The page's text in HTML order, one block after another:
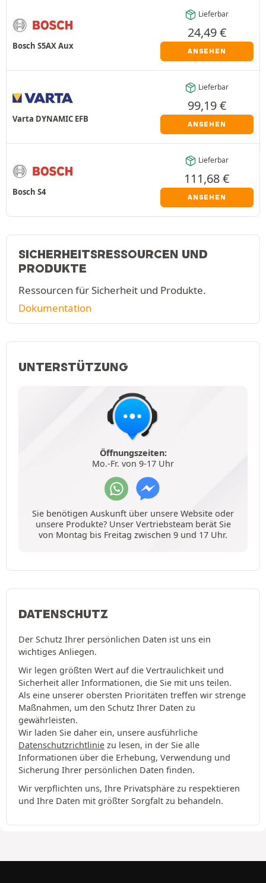
Bosch S5AX Aux
Lieferbar
24,49€
ANSEHEN
Varta DYNAMIC EFB
Lieferbar
99,19€
ANSEHEN
Bosch S4
Lieferbar
111,68€
ANSEHEN
SICHERHEITSRESSOURCEN UND
PRODUKTE
Ressourcen für Sicherheit und Produkte.
Dokumentation
UNTERSTÜTZUNG
Öffnungszeiten:
Mo.-Fr. von 9-17 Uhr
Sie benötigen Auskunft über unsere Website oder
unsere Produkte? Unser Vertriebsteam berät Sie
von Montag bis Freitag zwischen 9 und 17 Uhr.
DATENSCHUTZ
Der Schutz Ihrer persönlichen Daten ist uns ein
wichtiges Anliegen.
Wir legen größten Wert auf die Vertraulichkeit und
Sicherheit aller Informationen, die Sie mit uns teilen.
Als eine unserer obersten Prioritäten treffen wir strenge
Maßnahmen, um den Schutz Ihrer Daten zu
gewährleisten.
Wir laden Sie daher ein, unsere ausführliche
Datenschutzrichtlinie zu lesen, in der Sie alle
Informationen über die Erhebung, Verwendung und
Sicherung Ihrer persönlichen Daten finden.
Wir verpflichten uns, Ihre Privatsphäre zu respektieren
und Ihre Daten mit größter Sorgfalt zu behandeln.